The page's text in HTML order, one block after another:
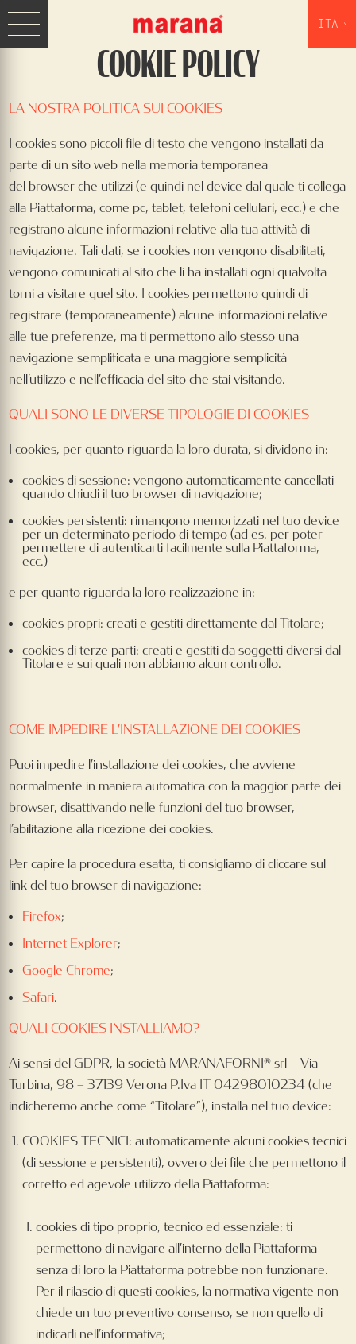
ITA
COOKIE POLICY
LA NOSTRA POLITICA SUI COOKIES
I cookies sono piccoli file di testo che vengono installati da
parte di un sito web nella memoria temporanea
del browser che utilizzi (e quindi nel device dal quale ti collega
alla Piattaforma, come pc, tablet, telefoni cellulari, ecc.) e che
registrano alcune informazioni relative alla tua attività di
navigazione. Tali dati, se i cookies non vengono disabilitati,
vengono comunicati al sito che li ha installati ogni qualvolta
torni a visitare quel sito. I cookies permettono quindi di
registrare (temporaneamente) alcune informazioni relative
alle tue preferenze, ma ti permettono allo stesso una
navigazione semplificata e una maggiore semplicità
nell’utilizzo e nell’efficacia del sito che stai visitando.
QUALI SONO LE DIVERSE TIPOLOGIE DI COOKIES
I cookies, per quanto riguarda la loro durata, si dividono in:
cookies di sessione: vengono automaticamente cancellati
quando chiudi il tuo browser di navigazione;
cookies persistenti: rimangono memorizzati nel tuo device
per un determinato periodo di tempo (ad es. per poter
permettere di autenticarti facilmente sulla Piattaforma,
ecc.)
e per quanto riguarda la loro realizzazione in:
cookies propri: creati e gestiti direttamente dal Titolare;
cookies di terze parti: creati e gestiti da soggetti diversi dal
Titolare e sui quali non abbiamo alcun controllo.
COME IMPEDIRE L’INSTALLAZIONE DEI COOKIES
Puoi impedire l’installazione dei cookies, che avviene
normalmente in maniera automatica con la maggior parte dei
browser, disattivando nelle funzioni del tuo browser,
l’abilitazione alla ricezione dei cookies.
Per capire la procedura esatta, ti consigliamo di cliccare sul
link del tuo browser di navigazione:
Firefox;
Internet Explorer;
Google Chrome;
Safari.
QUALI COOKIES INSTALLIAMO?
Ai sensi del GDPR, la società MARANAFORNI® srl – Via
Turbina, 98 – 37139 Verona P.Iva IT 04298010234 (che
indicheremo anche come “Titolare”), installa nel tuo device:
COOKIES TECNICI: automaticamente alcuni cookies tecnici
(di sessione e persistenti), ovvero dei file che permettono il
corretto ed agevole utilizzo della Piattaforma:
cookies di tipo proprio, tecnico ed essenziale: ti
permettono di navigare all’interno della Piattaforma –
senza di loro la Piattaforma potrebbe non funzionare.
Per il rilascio di questi cookies, la normativa vigente non
chiede un tuo preventivo consenso, se non quello di
indicarli nell’informativa;